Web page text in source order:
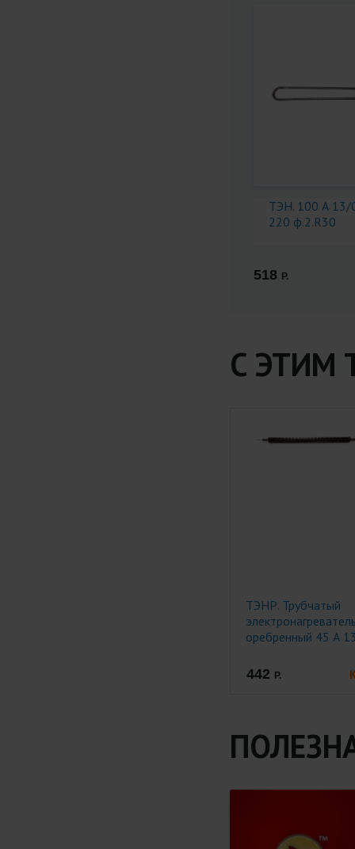
ТЭН. 100 А 13/
220 ф.2.R30
518 Р.
С ЭТИМ
ТЭНР. Трубчатый
оребренный 45 А
442 Р.